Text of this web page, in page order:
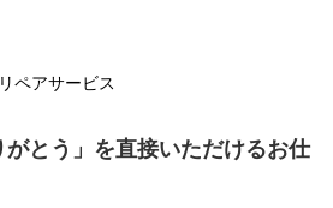
ペアサービス
とう」を直接いただけるお仕